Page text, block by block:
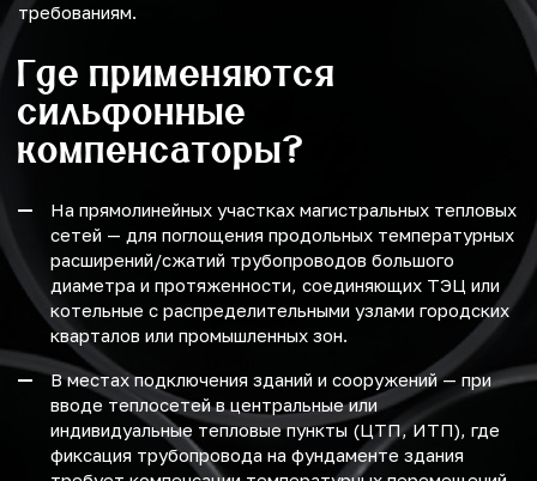
требованиям.
Где применяются
сильфонные
компенсаторы?
На прямолинейных участках магистральных тепловых
сетей — для поглощения продольных температурных
расширений/сжатий трубопроводов большого
диаметра и протяженности, соединяющих ТЭЦ или
котельные с распределительными узлами городских
кварталов или промышленных зон.
В местах подключения зданий и сооружений — при
вводе теплосетей в центральные или
индивидуальные тепловые пункты (ЦТП, ИТП), где
фиксация трубопровода на фундаменте здания